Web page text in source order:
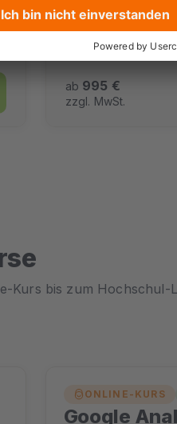
ab 995 €
zzgl. MwSt.
Kurs bis zum Hochschul-
ONLINE-KURS
Google